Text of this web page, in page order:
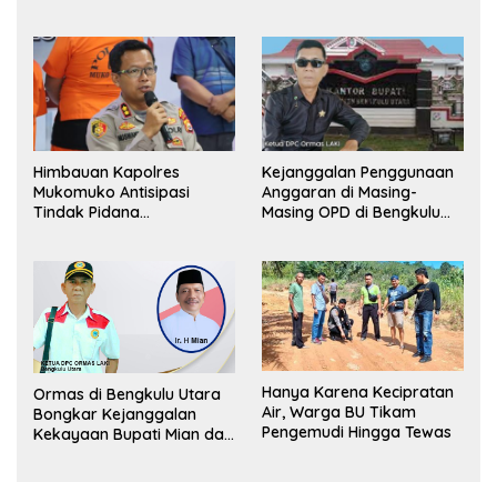
Himbauan Kapolres
Mukomuko Antisipasi
Tindak Pidana
Kejanggalan Penggunaan
Anggaran di Masing-
Masing OPD di Bengkulu
Ormas di Bengkulu Utara
Bongkar Kejanggalan
Kekayaan Bupati Mian dan
Hanya Karena Kecipratan
Air, Warga BU Tikam
Pengemudi Hingga Tewas